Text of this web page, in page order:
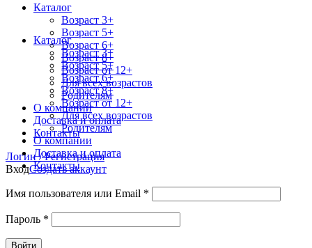
Каталог
Возраст 3+
Возраст 5+
Возраст 6+
Возраст 8+
Возраст от 12+
Для всех возрастов
Родителям
О компании
Доставка и оплата
Контакты
Логин / Регистрация
ВходСоздать аккаунт
Имя пользователя или Email *
Пароль *
Войти
Каталог
Возраст 3+
Возраст 5+
Возраст 6+
Возраст 8+
Возраст от 12+
Для всех возрастов
Родителям
О компании
Доставка и оплата
Контакты